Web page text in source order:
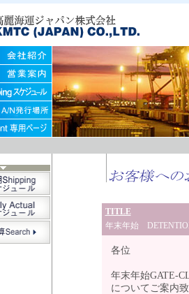
TITLE
年末年始
各位
年末年始GATE-
についてご案内